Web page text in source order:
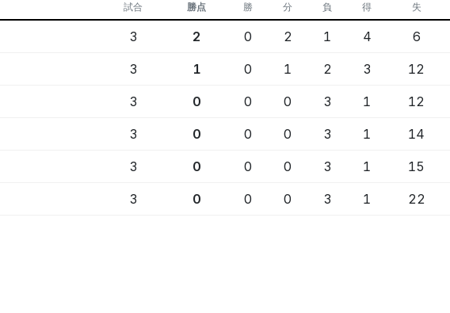
試合 勝点 勝 分 負 得 失
3 2 0 2 1 4 6
3 1 0 1 2 3 12
3 0 0 0 3 1 12
3 0 0 0 3 1 14
3 0 0 0 3 1 15
3 0 0 0 3 1 22